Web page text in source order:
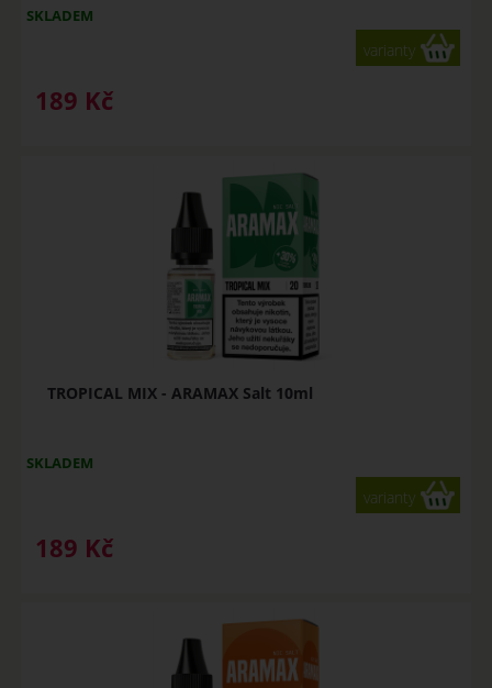
SKLADEM
varianty
189 Kč
TROPICAL MIX - ARAMAX Salt 10ml
SKLADEM
varianty
189 Kč